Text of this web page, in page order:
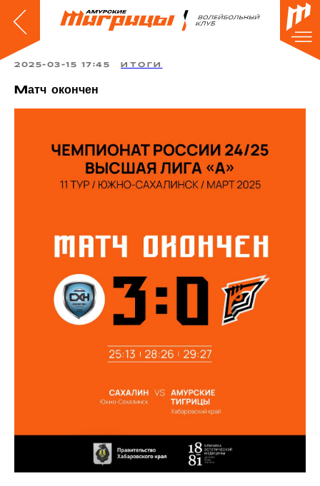
2025-03-15 17:45 ИТОГИ
Матч окончен